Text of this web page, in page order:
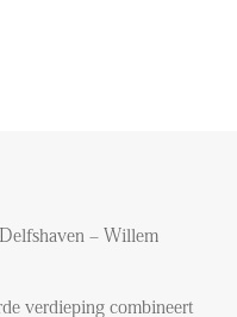
– Willem
verdieping combineert